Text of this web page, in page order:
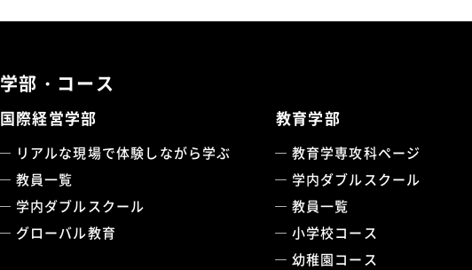
学部・コース
国際経営学部
リアルな現場で体験しながら学ぶ
教員一覧
学内ダブルスクール
グローバル教育
教育学部
教育学専攻科ページ
学内ダブルスクール
教員一覧
小学校コース
幼稚園コース